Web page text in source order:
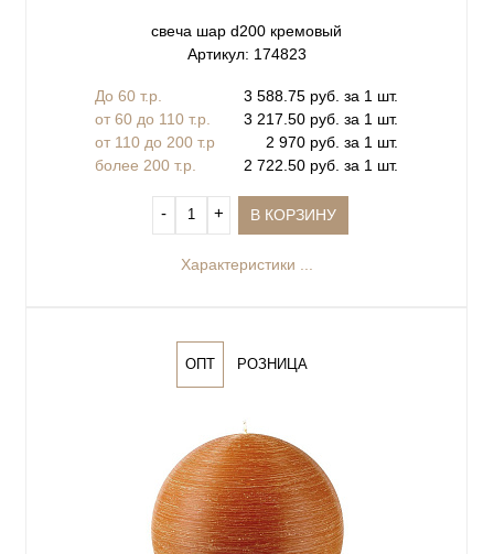
свеча шар d200 кремовый
Артикул: 174823
До 60 т.р.
3 588.75 руб. за 1 шт.
от 60 до 110 т.р.
3 217.50 руб. за 1 шт.
от 110 до 200 т.р
2 970 руб. за 1 шт.
более 200 т.р.
2 722.50 руб. за 1 шт.
‐ + В КОРЗИНУ
Характеристики ...
ОПТ РОЗНИЦА